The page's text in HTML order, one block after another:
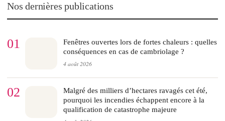
Nos dernières publications
01
Fenêtres ouvertes lors de fortes chaleurs : quelles
conséquences en cas de cambriolage ?
4 août 2026
02
Malgré des milliers d’hectares ravagés cet été,
pourquoi les incendies échappent encore à la
qualification de catastrophe majeure